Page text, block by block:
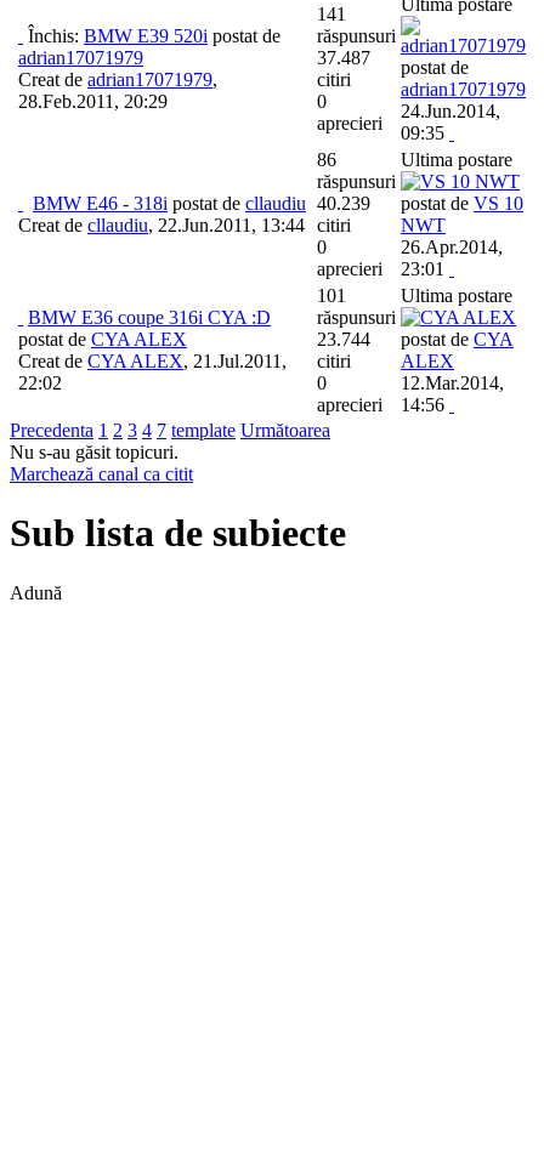
Închis: BMW E39 520i postat de
adrian17071979
Creat de adrian17071979,
28.Feb.2011, 20:29
141
răspunsuri
37.487
citiri
0
aprecieri
postat de
adrian17071979
24.Jun.2014,
09:35
BMW E46 - 318i postat de cllaudiu
Creat de cllaudiu, 22.Jun.2011, 13:44
86
răspunsuri
40.239
citiri
0
aprecieri
Ultima postare
postat de VS 10
NWT
26.Apr.2014,
23:01
BMW E36 coupe 316i CYA :D
postat de CYA ALEX
Creat de CYA ALEX, 21.Jul.2011,
22:02
101
răspunsuri
23.744
citiri
0
aprecieri
Ultima postare
postat de CYA
ALEX
12.Mar.2014,
14:56
Precedenta 1 2 3 4 7 template Următoarea
Nu s-au găsit topicuri.
Marchează canal ca citit
Sub lista de subiecte
Adună